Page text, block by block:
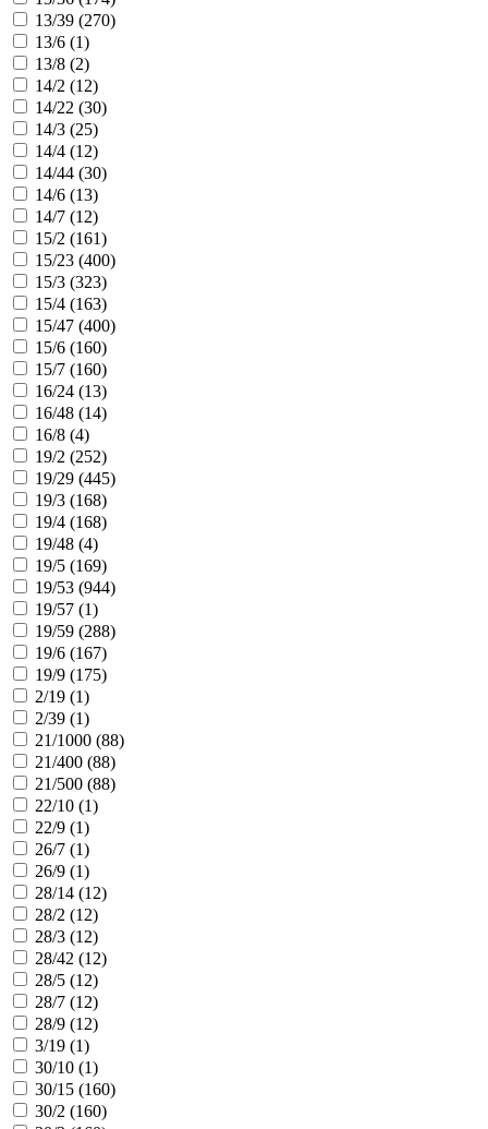
13/39 (270)
13/6 (1)
13/8 (2)
14/2 (12)
14/22 (30)
14/3 (25)
14/4 (12)
14/44 (30)
14/6 (13)
14/7 (12)
15/2 (161)
15/23 (400)
15/3 (323)
15/4 (163)
15/47 (400)
15/6 (160)
15/7 (160)
16/24 (13)
16/48 (14)
16/8 (4)
19/2 (252)
19/29 (445)
19/3 (168)
19/4 (168)
19/48 (4)
19/5 (169)
19/53 (944)
19/57 (1)
19/59 (288)
19/6 (167)
19/9 (175)
2/19 (1)
2/39 (1)
21/1000 (88)
21/400 (88)
21/500 (88)
22/10 (1)
22/9 (1)
26/7 (1)
26/9 (1)
28/14 (12)
28/2 (12)
28/3 (12)
28/42 (12)
28/5 (12)
28/7 (12)
28/9 (12)
3/19 (1)
30/10 (1)
30/15 (160)
30/2 (160)